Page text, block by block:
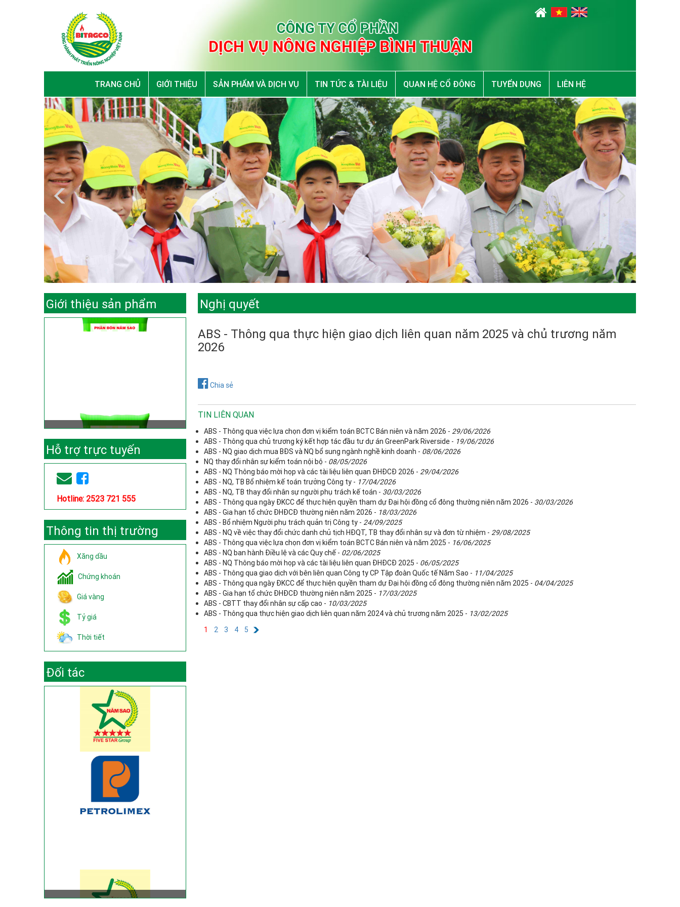
TRANG CHỦ GIỚI THIỆU SẢN PHẨM VÀ DỊCH VỤ TIN TỨC & TÀI LIỆU QUAN HỆ CỔ ĐÔNG TUYỂN DỤNG LIÊN HỆ
Giới thiệu sản phẩm
Hỗ trợ trực tuyến
Hotline: 2523 721 555
Thông tin thị trường
Xăng dầu
Chứng khoán
Giá vàng
Tỷ giá
Thời tiết
Đối tác
Nghị quyết
ABS - Thông qua thực hiện giao dịch liên quan năm 2025 và chủ trương năm
2026
Chia sẻ
TIN LIÊN QUAN
ABS - Thông qua việc lựa chọn đơn vị kiểm toán BCTC Bán niên và năm 2026 - 29/06/2026
ABS - Thông qua chủ trương ký kết hợp tác đầu tư dự án GreenPark Riverside - 19/06/2026
ABS - NQ giao dịch mua BĐS và NQ bổ sung ngành nghề kinh doanh - 08/06/2026
NQ thay đổi nhân sự kiểm toán nội bộ - 08/05/2026
ABS - NQ Thông báo mời họp và các tài liệu liên quan ĐHĐCĐ 2026 - 29/04/2026
ABS - NQ, TB Bổ nhiệm kế toán trưởng Công ty - 17/04/2026
ABS - NQ, TB thay đổi nhân sự người phụ trách kế toán - 30/03/2026
ABS - Thông qua ngày ĐKCC để thực hiện quyền tham dự Đại hội đồng cổ đông thường niên năm 2026 - 30/03/2026
ABS - Gia hạn tổ chức ĐHĐCĐ thường niên năm 2026 - 18/03/2026
ABS - Bổ nhiệm Người phụ trách quản trị Công ty - 24/09/2025
ABS - NQ về việc thay đổi chức danh chủ tịch HĐQT, TB thay đổi nhân sự và đơn từ nhiệm - 29/08/2025
ABS - Thông qua việc lựa chọn đơn vị kiểm toán BCTC Bán niên và năm 2025 - 16/06/2025
ABS - NQ ban hành Điều lệ và các Quy chế - 02/06/2025
ABS - NQ Thông báo mời họp và các tài liệu liên quan ĐHĐCĐ 2025 - 06/05/2025
ABS - Thông qua giao dịch với bên liên quan Công ty CP Tập đoàn Quốc tế Năm Sao - 11/04/2025
ABS - Thông qua ngày ĐKCC để thực hiện quyền tham dự Đại hội đồng cổ đông thường niên năm 2025 - 04/04/2025
ABS - Gia hạn tổ chức ĐHĐCĐ thường niên năm 2025 - 17/03/2025
ABS - CBTT thay đổi nhân sự cấp cao - 10/03/2025
ABS - Thông qua thực hiện giao dịch liên quan năm 2024 và chủ trương năm 2025 - 13/02/2025
1
2 3 4 5